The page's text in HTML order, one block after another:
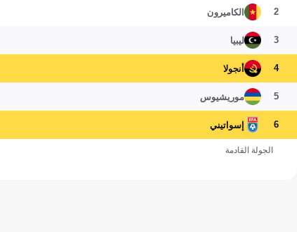
2 الكاميرون
3 ليبيا
4 أنجولا
5 موريشيوس
6 إسواتيني
الجولة القادمة